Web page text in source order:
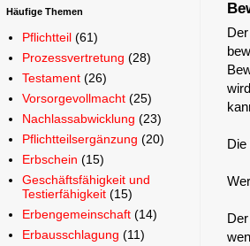
Die
Häufige Themen
Pflichtteil (61)
Prozessvertretung (28)
Testament (26)
Vorsorgevollmacht (25)
Nachlassabwicklung (23)
Pflichtteilsergänzung (20)
Erbschein (15)
Geschäftsfähigkeit und
Testierfähigkeit (15)
Erbengemeinschaft (14)
Erbausschlagung (11)